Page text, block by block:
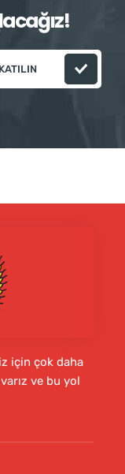
için çok daha
ve bu yol